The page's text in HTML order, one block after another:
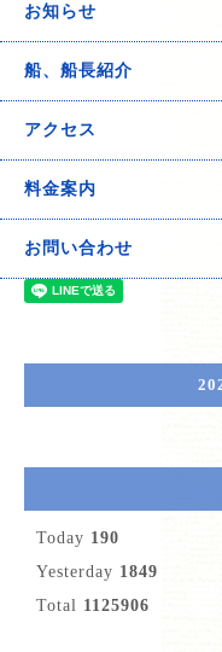
お知らせ
船、船長紹介
アクセス
料金案内
お問い合わせ
Today 190
Yesterday 1849
Total 1125906